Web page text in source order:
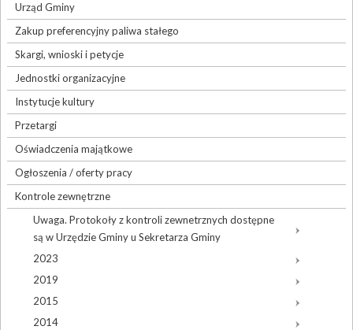
Urząd Gminy
Zakup preferencyjny paliwa stałego
Skargi, wnioski i petycje
Jednostki organizacyjne
Instytucje kultury
Przetargi
Oświadczenia majątkowe
Ogłoszenia / oferty pracy
Kontrole zewnętrzne
Uwaga. Protokoły z kontroli zewnetrznych dostępne
są w Urzędzie Gminy u Sekretarza Gminy
2023
2019
2015
2014